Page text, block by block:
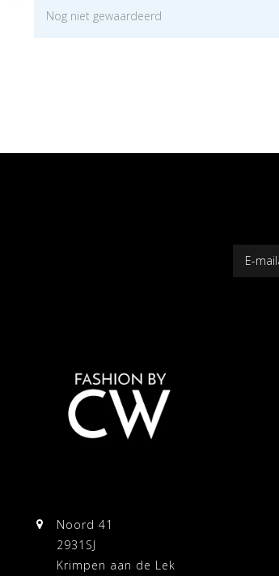
Nog niet gewaardeerd
Noord 41
2931SJ
Krimpen aan de Lek